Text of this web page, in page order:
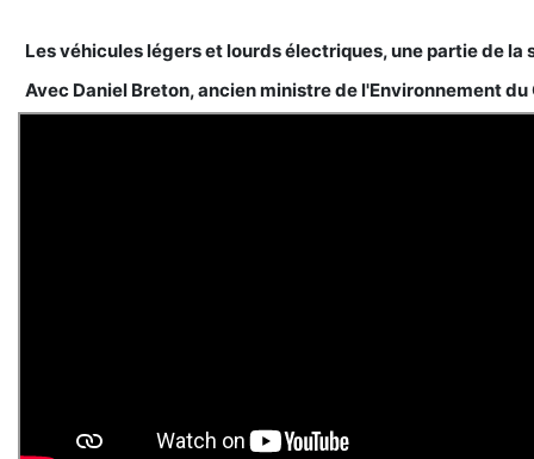
Les véhicules légers et lourds électriques, une partie de la
Avec Daniel Breton, ancien ministre de l'Environnement